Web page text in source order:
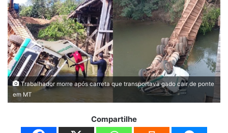
Trabalhador morre após carreta que transportava gado cair de ponte
em MT
Compartilhe